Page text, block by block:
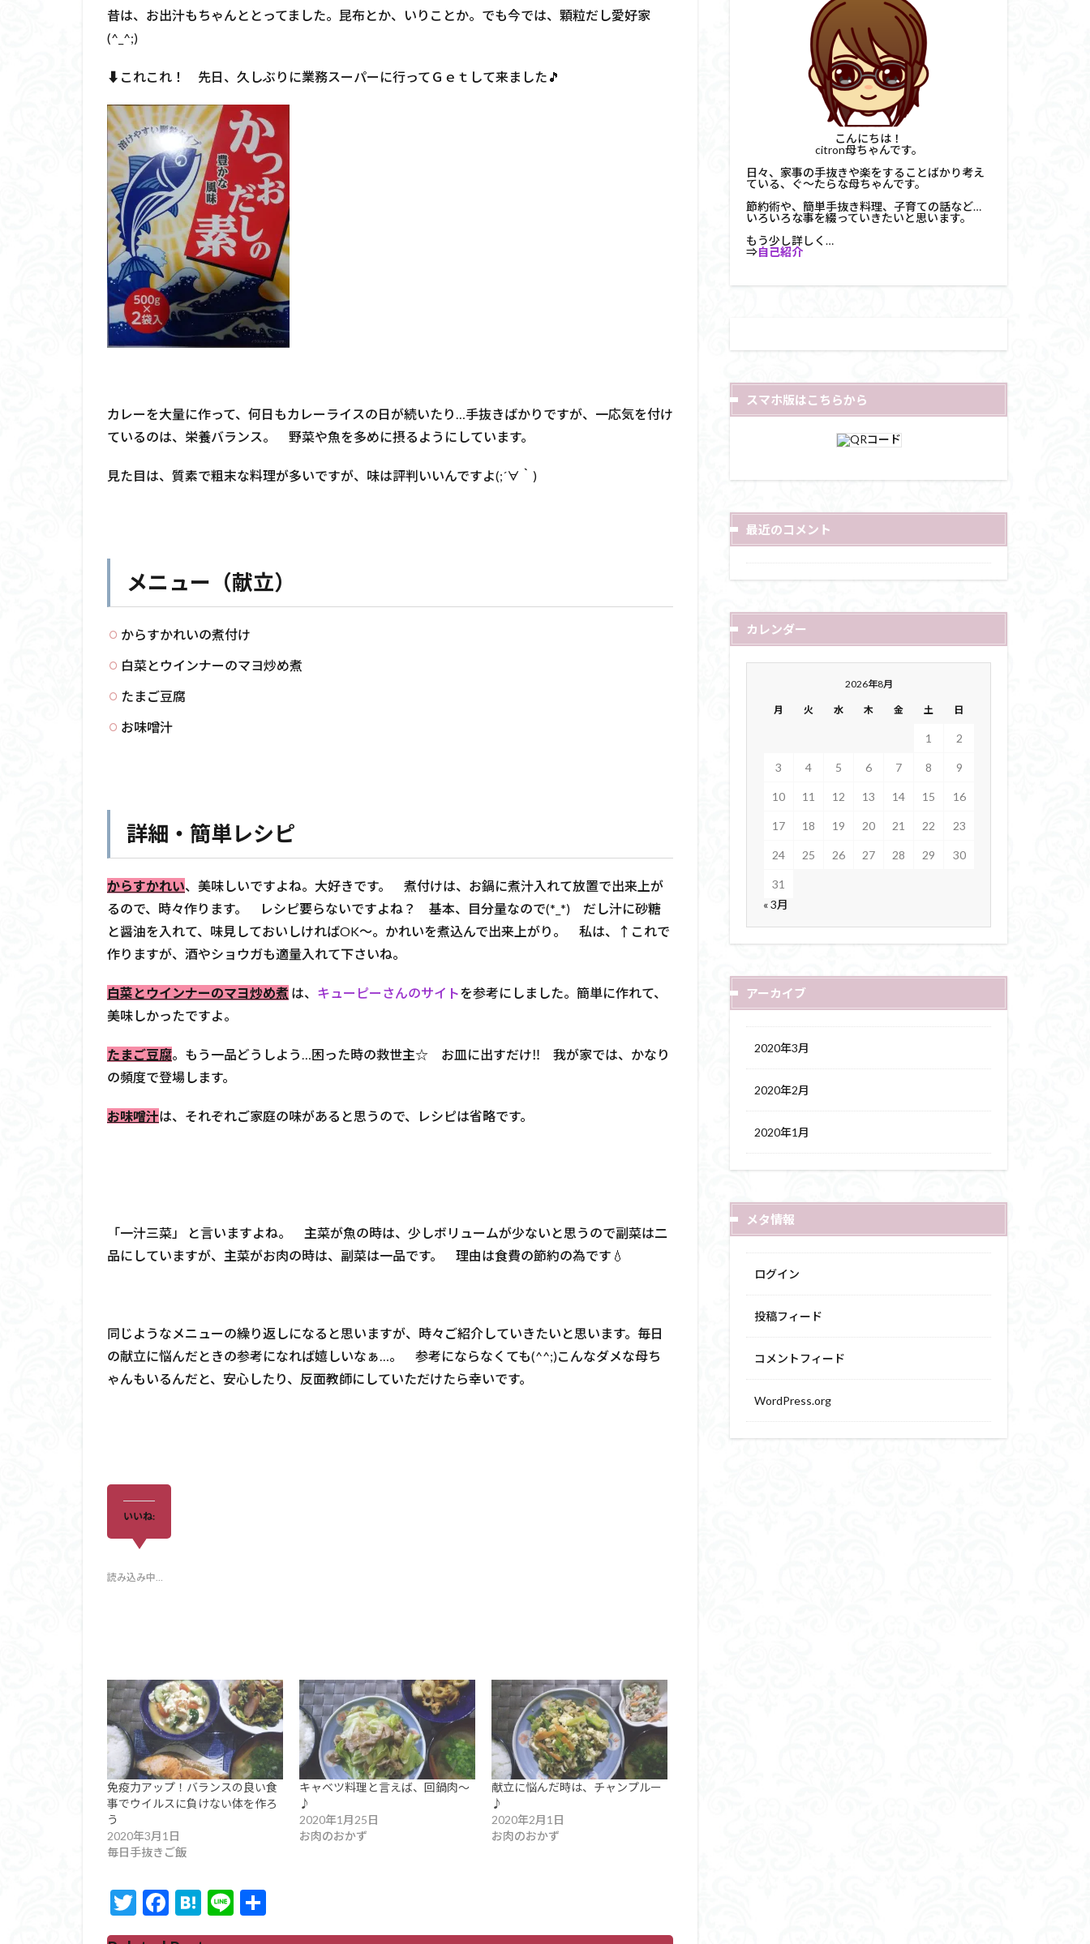
昔は、お出汁もちゃんととってました。昆布とか、いりことか。でも今では、顆粒だし愛好家
(^_^;)
⬇これこれ！ 先日、久しぶりに業務スーパーに行ってＧｅｔして来ました🎵
カレーを大量に作って、何日もカレーライスの日が続いたり…手抜きばかりですが、一応気を付け
ているのは、栄養バランス。 野菜や魚を多めに摂るようにしています。
見た目は、質素で粗末な料理が多いですが、味は評判いいんですよ(;´∀｀)
メニュー（献立）
からすかれいの煮付け
白菜とウインナーのマヨ炒め煮
たまご豆腐
お味噌汁
詳細・簡単レシピ
からすかれい、美味しいですよね。大好きです。 煮付けは、お鍋に煮汁入れて放置で出来上が
るので、時々作ります。 レシピ要らないですよね？ 基本、目分量なので(*_*) だし汁に砂糖
と醤油を入れて、味見しておいしければOK～。かれいを煮込んで出来上がり。 私は、↑これで
作りますが、酒やショウガも適量入れて下さいね。
白菜とウインナーのマヨ炒め煮 は、 キューピーさんのサイトを参考にしました。簡単に作れて、
美味しかったですよ。
たまご豆腐。もう一品どうしよう…困った時の救世主☆ お皿に出すだけ‼ 我が家では、かなり
の頻度で登場します。
お味噌汁は、それぞれご家庭の味があると思うので、レシピは省略です。
「一汁三菜」 と言いますよね。 主菜が魚の時は、少しボリュームが少ないと思うので副菜は二
品にしていますが、主菜がお肉の時は、副菜は一品です。 理由は食費の節約の為です💧
同じようなメニューの繰り返しになると思いますが、時々ご紹介していきたいと思います。毎日
の献立に悩んだときの参考になれば嬉しいなぁ…。 参考にならなくても(^^;)こんなダメな母ち
ゃんもいるんだと、安心したり、反面教師にしていただけたら幸いです。
いいね:
読み込み中…
免疫力アップ！バランスの良い食
事でウイルスに負けない体を作ろ
う
2020年3月1日
毎日手抜きご飯
キャベツ料理と言えば、回鍋肉～
♪
2020年1月25日
お肉のおかず
献立に悩んだ時は、チャンプルー
♪
2020年2月1日
お肉のおかず
T
w
F
ac
H
at
Li
n 有
こんにちは！
citron母ちゃんです。
日々、家事の手抜きや楽をすることばかり考え
ている、ぐ～たらな母ちゃんです。
節約術や、簡単手抜き料理、子育ての話など…
いろいろな事を綴っていきたいと思います。
もう少し詳しく…
⇒自己紹介
スマホ版はこちらから
最近のコメント
カレンダー
2026年8月
月 火 水 木 金 土 日
1 2
3 4 5 6 7 8 9
10 11 12 13 14 15 16
17 18 19 20 21 22 23
24 25 26 27 28 29 30
31
« 3月
アーカイブ
2020年3月
2020年2月
2020年1月
メタ情報
ログイン
投稿フィード
コメントフィード
WordPress.org